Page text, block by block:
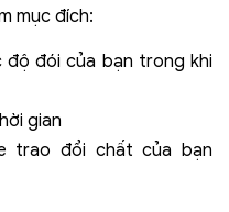
mục đích:
độ đói của bạn trong khi
gian
trao đổi chất của bạn